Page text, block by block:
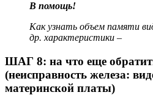
В помощь!
Как узнать объем памяти
др. характеристики –
ШАГ 8: на что еще
(неисправность железа:
материнской платы)